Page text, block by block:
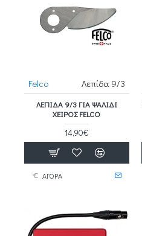
Felco Λεπίδα 9/3
ΛΕΠΊΔΑ 9/3 ΓΙΑ ΨΑΛΊΔΙ
ΧΕΙΡΌΣ FELCO
14,90€
ΑΓΟΡΑ